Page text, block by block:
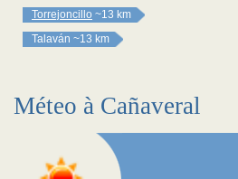
Torrejoncillo ~13 km
Talaván ~13 km
Méteo à Cañaveral